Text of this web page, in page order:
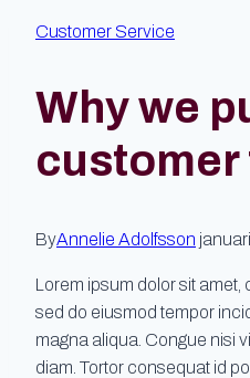
Customer Service
Why we
customer
ByAnnelie Adolfsson
Lorem ipsum dolor sit amet,
sed do eiusmod tempor
magna aliqua. Congue nisi
diam. Tortor consequat id